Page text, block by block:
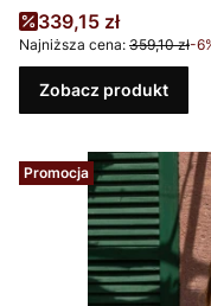
Cena promocyjna
339,15 zł
Najniższa cena: 359,10 zł-
Zobacz produkt
Promocja